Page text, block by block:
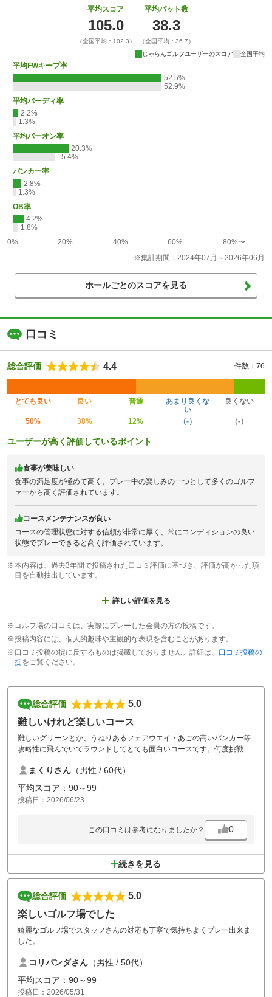
平均スコア
105.0
（全国平均：102.3）
平均パット数
38.3
（全国平均：36.7）
じゃらんゴルフユーザーのスコア
全国平均
平均FWキープ率
52.5%
52.9%
平均バーディ率
2.2%
1.3%
平均パーオン率
20.3%
15.4%
バンカー率
2.8%
1.3%
OB率
4.2%
1.8%
0%
20% 40% 60%
80%〜
※集計期間：2024年07月～2026年06月
ホールごとのスコアを見る
口コミ
総合評価 4.4 件数：76
とても良い 良い 普通
あまり良くな
い
良くない
50% 38% 12% （-） （-）
ユーザーが高く評価しているポイント
食事が美味しい
食事の満足度が極めて高く、プレー中の楽しみの一つとして多くのゴルフ
ァーから高く評価されています。
コースメンテナンスが良い
コースの管理状態に対する信頼が非常に厚く、常にコンディションの良い
状態でプレーできると高く評価されています。
※本内容は、過去3年間で投稿された口コミ評価に基づき、評価が高かった項
目を自動抽出しています。
詳しい評価を見る
※ゴルフ場の口コミは、実際にプレーした会員の方の投稿です。
※投稿内容には、個人的趣味や主観的な表現を含むことがあります。
※口コミ投稿の掟に反するものは掲載しておりません。詳細は、 口コミ投稿の
掟をご覧ください。
総合評価
5.0
難しいけれど楽しいコース
難しいグリーンとか、うねりあるフェアウエイ・あごの高いバンカー等
攻略性に飛んでいてラウンドしてとても面白いコースです。何度挑戦し
まくりさん （男性 / 60代）
平均スコア：90～99
投稿日：2026/06/23
この口コミは参考になりましたか？ 0
続きを見る
総合評価
5.0
楽しいゴルフ場でした
綺麗なゴルフ場でスタッフさんの対応も丁寧で気持ちよくプレー出来ま
した。
コリパンダさん （男性 / 50代）
平均スコア：90～99
投稿日：2026/05/31